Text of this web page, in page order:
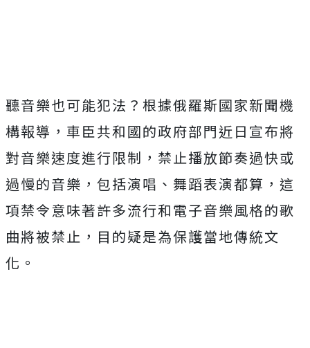
聽音樂也可能犯法？根據俄羅斯國家新聞機
構報導，車臣共和國的政府部門近日宣布將
對音樂速度進行限制，禁止播放節奏過快或
過慢的音樂，包括演唱、舞蹈表演都算，這
項禁令意味著許多流行和電子音樂風格的歌
曲將被禁止，目的疑是為保護當地傳統文
化。